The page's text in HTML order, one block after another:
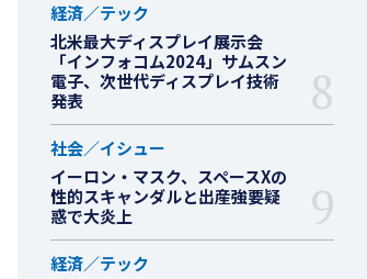
経済／テック
北米最大ディスプレイ展示会
「インフォコム2024」サムスン
電子、次世代ディスプレイ技術
発表
社会／イシュー
イーロン・マスク、スペースXの
性的スキャンダルと出産強要疑
惑で大炎上
経済／テック